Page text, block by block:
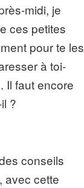
midi, je
ces petites
pour te les
à toi-
Il faut encore
?
conseils
avec cette